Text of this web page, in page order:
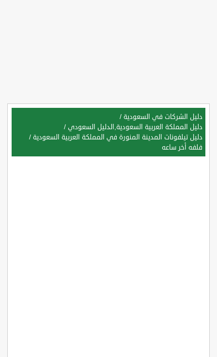
دليل الشركات في السعودية /
دليل المملكة العربية السعودية,الدليل السعودي /
دليل تيلفونات المدينة المنورة في المملكة العربية السعودية /
فلفه أخر ساعه